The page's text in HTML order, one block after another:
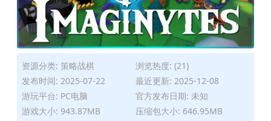
资源分类: 策略战棋
浏览热度: (21)
发布时间: 2025-07-22
最近更新: 2025-12-08
游玩平台: PC电脑
官方发布日期: 未知
游戏大小: 943.87MB
压缩包大小: 646.95MB